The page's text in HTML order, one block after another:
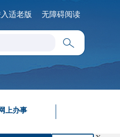
适老版 无障碍阅读
网上办事